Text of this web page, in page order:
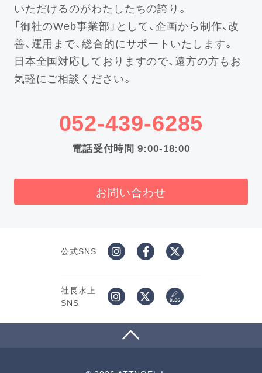
いただけるのがわたしたちの誇り。
「御社のWeb事業部」として、企画から制作、改
善、運用まで、総合的にサポートいたします。
日本全国対応しておりますので、遠方の方もお
気軽にご相談ください。
052-439-6285
電話受付時間 9:00-18:00
お問い合わせ
公式SNS
社長水上
SNS